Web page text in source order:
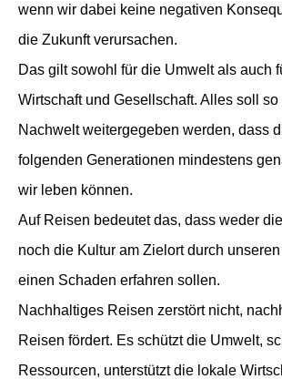
wenn wir dabei keine negativen
die Zukunft verursachen.
Das gilt sowohl für die Umwelt als auch
Wirtschaft und Gesellschaft. Alles soll so
Nachwelt weitergegeben werden, dass
folgenden Generationen mindestens
wir leben können.
Auf Reisen bedeutet das, dass weder
noch die Kultur am Zielort durch
einen Schaden erfahren sollen.
Nachhaltiges Reisen zerstört nicht,
Reisen fördert. Es schützt die Umwelt,
Ressourcen, unterstützt die lokale